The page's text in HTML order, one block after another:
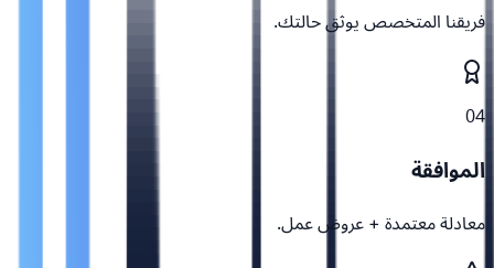
فريقنا المتخصص يوثق حالتك.
04
الموافقة
معادلة معتمدة + عروض عمل.